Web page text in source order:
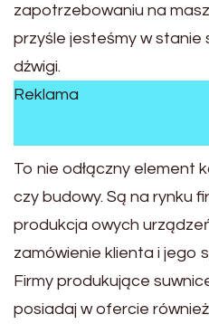
zapotrzebowaniu na
przyśle jesteśmy w
dźwigi.
Reklama
To nie odłączny element
czy budowy. Są na rynku
produkcja owych
zamówienie klienta i jego
Firmy produkujące
posiadaj w ofercie